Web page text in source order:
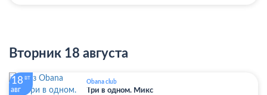
Вторник 18 августа
18 ВТ
авг
Obana club
Три в одном. Микс